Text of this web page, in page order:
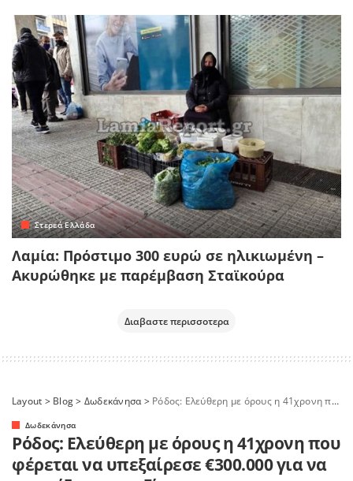
Στερεά Ελλάδα
Λαμία: Πρόστιμο 300 ευρώ σε ηλικιωμένη –
Ακυρώθηκε με παρέμβαση Σταϊκούρα
Διαβαστε περισσοτερα
Layout > Blog> Δωδεκάνησα> Ρόδος: Ελεύθερη με όρους η 41χρονη που φέρεται να υπεξαίρεσε €300.000 για να τα παίξει στο καζίνο
Δωδεκάνησα
Ρόδος: Ελεύθερη με όρους η 41χρονη που
φέρεται να υπεξαίρεσε €300.000 για να